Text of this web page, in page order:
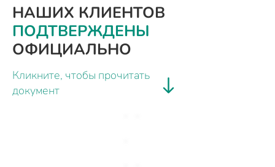
НАШИХ КЛИЕНТОВ
ПОДТВЕРЖДЕНЫ
ОФИЦИАЛЬНО
Кликните, чтобы прочитать
документ